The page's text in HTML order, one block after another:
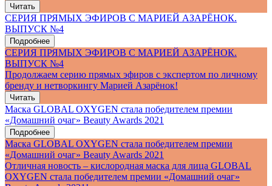
Читать
СЕРИЯ ПРЯМЫХ ЭФИРОВ С МАРИЕЙ АЗАРЁНОК.
ВЫПУСК №4
Подробнее
СЕРИЯ ПРЯМЫХ ЭФИРОВ С МАРИЕЙ АЗАРЁНОК.
ВЫПУСК №4
Продолжаем серию прямых эфиров с экспертом по личному
бренду и нетворкингу Марией Азарёнок!
Читать
Маска GLOBAL OXYGEN стала победителем премии
«Домашний очаг» Beauty Awards 2021
Подробнее
Маска GLOBAL OXYGEN стала победителем премии
«Домашний очаг» Beauty Awards 2021
Отличная новость – кислородная маска для лица GLOBAL
OXYGEN стала победителем премии «Домашний очаг»